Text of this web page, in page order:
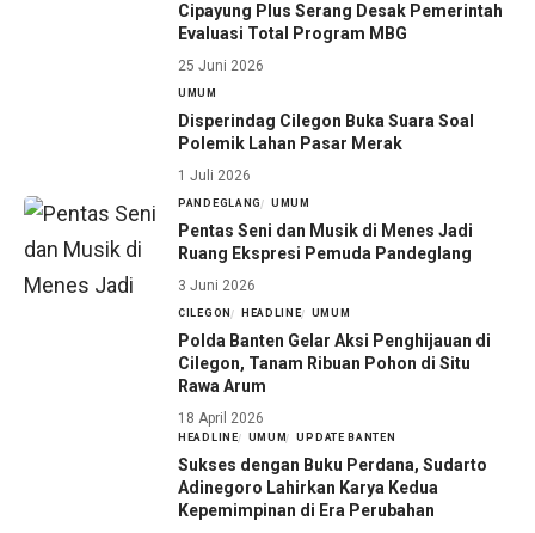
Cipayung Plus Serang Desak Pemerintah
Evaluasi Total Program MBG
25 Juni 2026
UMUM
Disperindag Cilegon Buka Suara Soal
Polemik Lahan Pasar Merak
1 Juli 2026
PANDEGLANG UMUM
Pentas Seni dan Musik di Menes Jadi
Ruang Ekspresi Pemuda Pandeglang
3 Juni 2026
CILEGON HEADLINE UMUM
Polda Banten Gelar Aksi Penghijauan di
Cilegon, Tanam Ribuan Pohon di Situ
Rawa Arum
18 April 2026
HEADLINE UMUM UPDATE BANTEN
Sukses dengan Buku Perdana, Sudarto
Adinegoro Lahirkan Karya Kedua
Kepemimpinan di Era Perubahan